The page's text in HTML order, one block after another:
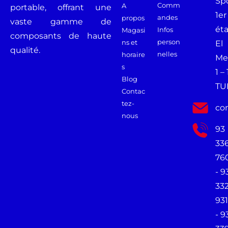
portable, offrant une
vaste gamme de
composants de haute
qualité.
A
propos
Magasi
ns et
horaire
s
Blog
Contac
tez-
nous
Comm
andes
Infos
person
nelles
1er
El
1 –
93
-
931
-